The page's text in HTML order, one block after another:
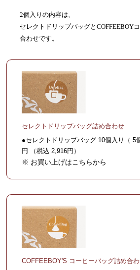
2個入りの内容は、
セレクトドリップバッグとCOFFEEBOY
合わせです。
セレクトドリップバッグ詰め合わせ
●セレクトドリップバッグ 10個入り（ 5
円 （税込 2,916円）
※ お買い上げはこちらから
COFFEEBOY'S コーヒーバッグ詰め合